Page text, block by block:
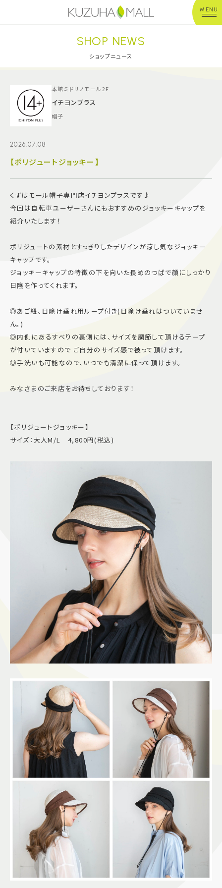
MENU
年中無休平 日：10:00~20:00
※店舗により異なる
ショップガイド
イベント
キッズ＆ベビー
サイトマップ
プライバシーポリシー
Follow US
SHOP NEWS
ショップニュース
本館ミドリノモール2F
イチヨンプラス
帽子
2026.07.08
【ポリジュートジョッキー】
くずはモール帽子専門店イチヨンプラスです♪
今回は自転車ユーザーさんにもおすすめのジョッキーキャップを
紹介いたします！
ポリジュートの素材とすっきりしたデザインが涼し気なジョッキー
キャップです。
ジョッキーキャップの特徴の下を向いた長めのつばで顔にしっかり
日陰を作ってくれます。
◎あご紐、日除け垂れ用ループ付き(日除け垂れはついていませ
ん。)
◎内側にあるすべりの裏側には、サイズを調節して頂けるテープ
が付いていますので ご自分のサイズ感で被って頂けます。
◎手洗いも可能なので、いつでも清潔に保って頂けます。
みなさまのご来店をお待ちしております！
【ポリジュートジョッキー】
サイズ：大人M/L 4,800円(税込)